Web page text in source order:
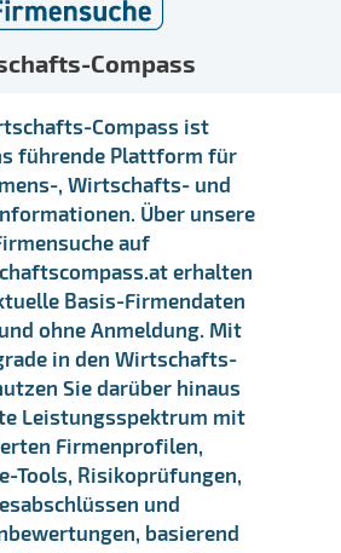
Compass
Compass ist
führende Plattform für
, Wirtschafts- und
Über unsere
auf
erhalten
Basis-Firmendaten
ohne Anmeldung. Mit
in den Wirtschafts-
Sie darüber hinaus
Leistungsspektrum mit
Firmenprofilen,
Tools, Risikoprüfungen,
und
basierend